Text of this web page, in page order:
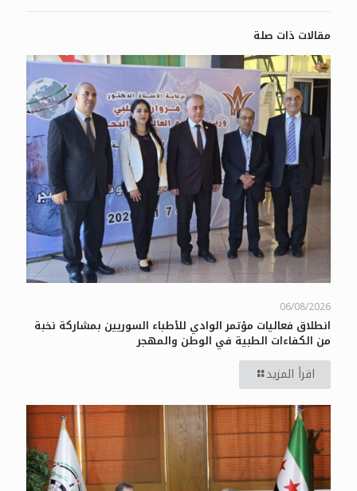
مقالات ذات صلة
06/08/2026
انطلاق فعاليات مؤتمر الوادي للأطباء السوريين بمشاركة نخبة
من الكفاءات الطبية في الوطن والمهجر
اقرأ المزيد